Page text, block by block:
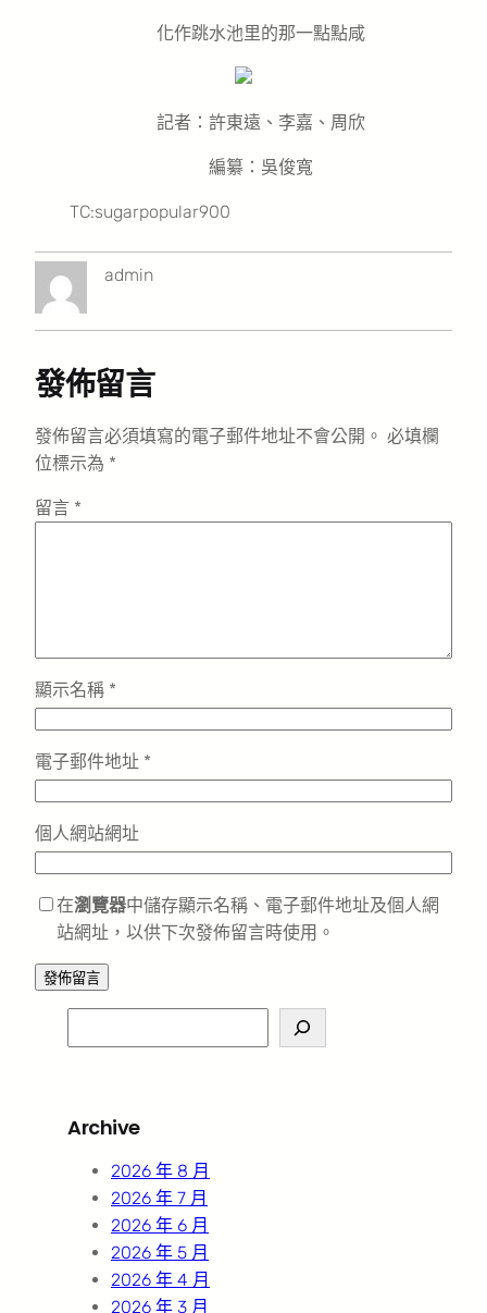
化作跳水池里的那一點點咸
記者：許東遠、李嘉、周欣
編纂：吳俊寬
TC:sugarpopular900
admin
發佈留言
發佈留言必須填寫的電子郵件地址不會公開。 必填欄
位標示為 *
留言 *
顯示名稱 *
電子郵件地址 *
個人網站網址
在瀏覽器中儲存顯示名稱、電子郵件地址及個人網
站網址，以供下次發佈留言時使用。
e
c
Archive
2026 年 8 月
2026 年 7 月
2026 年 6 月
2026 年 5 月
2026 年 4 月
2026 年 3 月